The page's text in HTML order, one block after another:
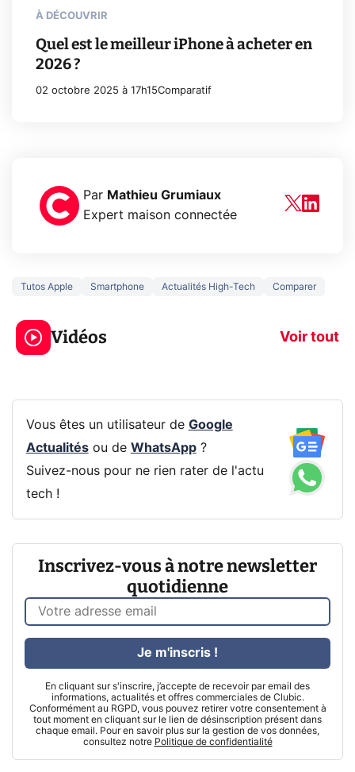
À DÉCOUVRIR
Quel est le meilleur iPhone à acheter en
2026 ?
02 octobre 2025 à 17h15Comparatif
Par Mathieu Grumiaux
Expert maison connectée
Tutos Apple Smartphone Actualités High-Tech Comparer
Vidéos Voir tout
3 écrans en 1 pour
319€ ? Voici L'AOC
CQ32G4ZA !
5
prochaine
Vous êtes un utilisateur de Google
Actualitésou de WhatsApp?
Suivez-nous pour ne rien rater de l'actu
tech !
Inscrivez-vous à notre newsletter
quotidienne
En cliquant sur s'inscrire, j’accepte de recevoir par email des
informations, actualités et offres commerciales de Clubic.
Conformément au RGPD, vous pouvez retirer votre consentement à
tout moment en cliquant sur le lien de désinscription présent dans
chaque email. Pour en savoir plus sur la gestion de vos données,
consultez notre Politique de confidentialité
Je m'inscris !